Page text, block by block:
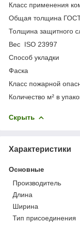
Класс применения
Общая
Толщина
Вес ISO
Способ
Фаска 4-
Класс пожарной
Количество
Скрыть
Характеристики
Основные
Производитель
Длина
Ширина
Тип присоединения